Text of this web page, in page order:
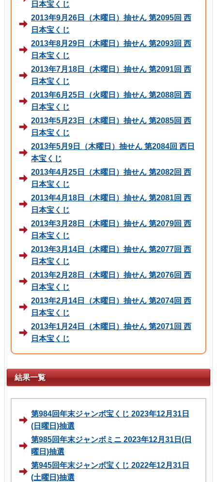
日本宝くじ
2013年9月26日（木曜日）抽せん 第2095回 西
日本宝くじ
2013年8月29日（木曜日）抽せん 第2093回 西
日本宝くじ
2013年7月18日（木曜日）抽せん 第2091回 西
日本宝くじ
2013年6月25日（火曜日）抽せん 第2088回 西
日本宝くじ
2013年5月23日（木曜日）抽せん 第2085回 西
日本宝くじ
2013年5月9日（木曜日）抽せん 第2084回 西日
本宝くじ
2013年4月25日（木曜日）抽せん 第2082回 西
日本宝くじ
2013年4月18日（木曜日）抽せん 第2081回 西
日本宝くじ
2013年3月28日（木曜日）抽せん 第2079回 西
日本宝くじ
2013年3月14日（木曜日）抽せん 第2077回 西
日本宝くじ
2013年2月28日（木曜日）抽せん 第2076回 西
日本宝くじ
2013年2月14日（木曜日）抽せん 第2074回 西
日本宝くじ
2013年1月24日（木曜日）抽せん 第2071回 西
日本宝くじ
結果一覧
第984回年末ジャンボ宝くじ 2023年12月31日
(日曜日)抽選
第985回年末ジャンボミニ 2023年12月31日(日
曜日)抽選
第945回年末ジャンボ宝くじ 2022年12月31日
(土曜日)抽選